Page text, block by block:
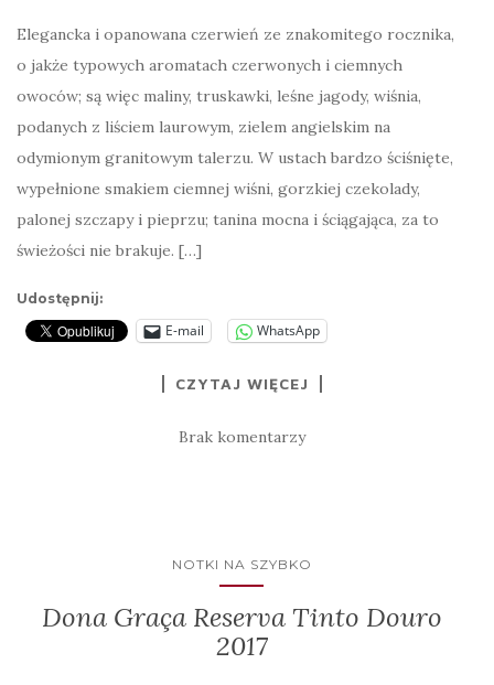
Elegancka i opanowana czerwień ze znakomitego rocznika,
o jakże typowych aromatach czerwonych i ciemnych
owoców; są więc maliny, truskawki, leśne jagody, wiśnia,
podanych z liściem laurowym, zielem angielskim na
odymionym granitowym talerzu. W ustach bardzo ściśnięte,
wypełnione smakiem ciemnej wiśni, gorzkiej czekolady,
palonej szczapy i pieprzu; tanina mocna i ściągająca, za to
świeżości nie brakuje. […]
Udostępnij:
E-mail WhatsApp
CZYTAJ WIĘCEJ
Brak komentarzy
NOTKI NA SZYBKO
Dona Graça Reserva Tinto Douro
2017